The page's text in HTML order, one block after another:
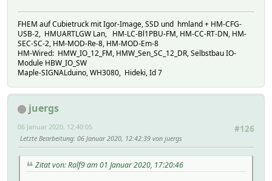
FHEM auf Cubietruck mit Igor-Image, SSD und hmland + HM-CFG-
USB-2, HMUARTLGW Lan, HM-LC-Bl1PBU-FM, HM-CC-RT-DN, HM-
SEC-SC-2, HM-MOD-Re-8, HM-MOD-Em-8
HM-Wired: HMW_IO_12_FM, HMW_Sen_SC_12_DR, Selbstbau IO-
Module HBW_IO_SW
Maple-SIGNALduino, WH3080, Hideki, Id 7
juergs
#126
06 Januar 2020, 12:40:05
Letzte Bearbeitung: 06 Januar 2020, 12:42:39 von juergs
Zitat von: Ralf9 am 01 Januar 2020, 17:20:46